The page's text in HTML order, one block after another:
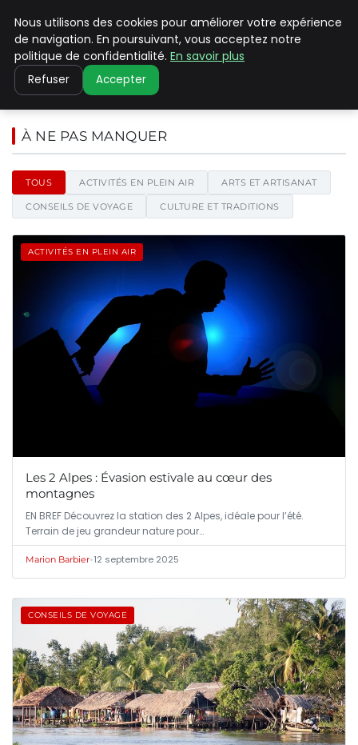
PILAT PATRIMOINES
Pilat Patrimoines - Blog
À NE PAS MANQUER
TOUS ACTIVITÉS EN PLEIN AIR ARTS ET ARTISANAT
CONSEILS DE VOYAGE CULTURE ET TRADITIONS
ACTIVITÉS EN PLEIN AIR
Les 2 Alpes : Évasion estivale au cœur des
montagnes
EN BREF Découvrez la station des 2 Alpes, idéale pour l’été.
Terrain de jeu grandeur nature pour…
Marion Barbier•12 septembre 2025
CONSEILS DE VOYAGE
Nous utilisons des cookies pour améliorer votre expérience
de navigation. En poursuivant, vous acceptez notre
politique de confidentialité. En savoir plus
Refuser Accepter